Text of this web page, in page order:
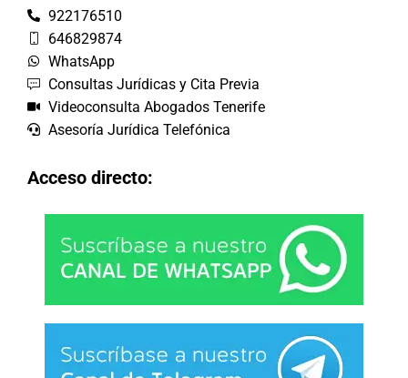
922176510
646829874
WhatsApp
Consultas Jurídicas y Cita Previa
Videoconsulta Abogados Tenerife
Asesoría Jurídica Telefónica
Acceso directo: